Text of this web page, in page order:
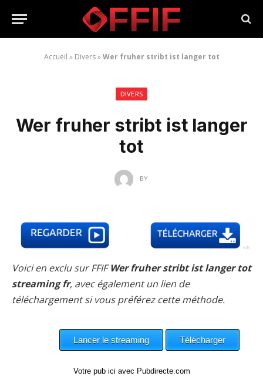
Accueil » Divers»Wer fruher stribt ist langer tot
DIVERS
Wer fruher stribt ist langer
tot
BY
Voici en exclu sur FFIFWer fruher stribt ist langer tot
streaming fr, avec également un lien de
téléchargement si vous préférez cette méthode.
Votre pub ici avec Pubdirecte.com